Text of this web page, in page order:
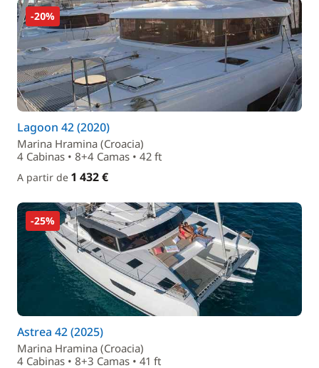
-20%
Lagoon 42 (2020)
Marina Hramina (Croacia)
4 Cabinas • 8+4 Camas • 42 ft
A partir de 1 432 €
-25%
Astrea 42 (2025)
Marina Hramina (Croacia)
4 Cabinas • 8+3 Camas • 41 ft